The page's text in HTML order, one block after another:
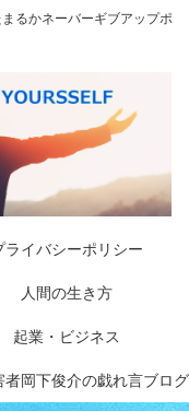
るかネーバーギブアップポ
ライバシーポリシー
人間の生き方
起業・ビジネス
者岡下俊介の戯れ言ブログ